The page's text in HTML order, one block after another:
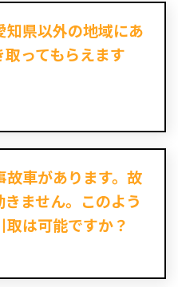
知県以外の地域にあ
ってもらえます
故車があります。故
ません。このよう
は可能ですか？